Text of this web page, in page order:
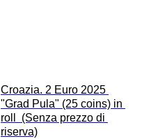
Croazia. 2 Euro 2025
"Grad Pula" (25 coins) in
roll  (Senza prezzo di
riserva)